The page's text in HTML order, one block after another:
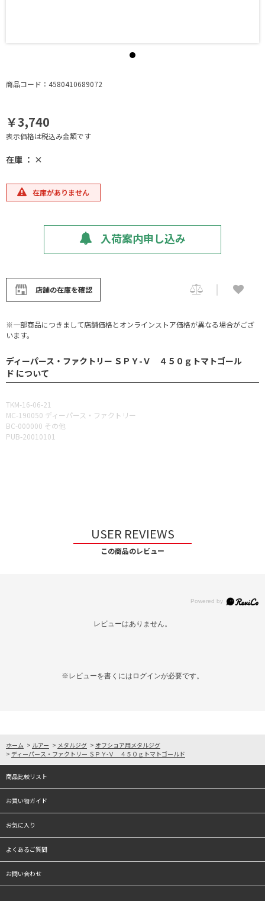
商品コード：4580410689072
￥3,740
表示価格は税込み金額です
在庫 ： ×
在庫がありません
入荷案内申し込み
店舗の在庫を確認
※一部商品につきまして店舗価格とオンラインストア価格が異なる場合がござ
います。
ディーパース・ファクトリー ＳＰＹ-Ｖ ４５０ｇトマトゴール
ド について
TKM-16-06-21
MC-190050 ディーパース・ファクトリー
BC-000000 その他
PUB-20010101
USER REVIEWS
この商品のレビュー
レビューはありません。
※レビューを書くには ログインが必要です。
ホーム > ルアー > メタルジグ > オフショア用メタルジグ
> ディーパース・ファクトリー ＳＰＹ-Ｖ ４５０ｇトマトゴールド
商品比較リスト
お買い物ガイド
お気に入り
よくあるご質問
お問い合わせ